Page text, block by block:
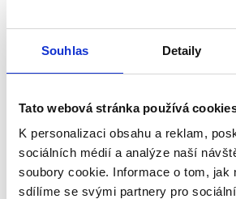
Souhlas Detaily
Tato webová stránka používá
K personalizaci obsahu a reklam,
sociálních médií a analýze naší
soubory cookie. Informace o tom, jak
sdílíme se svými partnery pro